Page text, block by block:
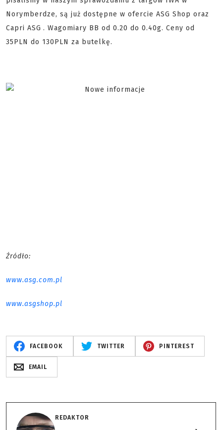
Norymberdze, są już dostępne w ofercie ASG Shop oraz
Capri ASG . Wagomiary BB od 0.20 do 0.40g. Ceny od
35PLN do 130PLN za butelkę.
Źródło:
www.asg.com.pl
www.asgshop.pl
FACEBOOK TWITTER PINTEREST
EMAIL
REDAKTOR